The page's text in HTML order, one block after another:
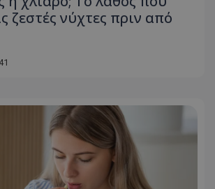
ζεστές νύχτες πριν από
Microsoft Corporation